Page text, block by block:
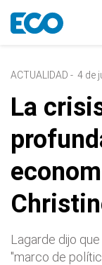
ACTUALIDAD - 4 de
La
Lagarde dijo
"marco de